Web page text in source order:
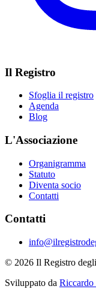
Il Registro
Sfoglia il registro
Agenda
Blog
L'Associazione
Organigramma
Statuto
Diventa socio
Contatti
Contatti
© 2026 Il Registro
Sviluppato da Riccardo